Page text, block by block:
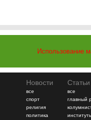
Использование
Новости
все
спорт
религия
политика
Статьи
все
главный